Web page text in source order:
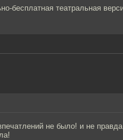
бесплатная театральная
не было! и не